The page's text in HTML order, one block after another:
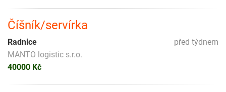
Číšník/servírka
před týdnem
Radnice
MANTO logistic s.r.o.
40000 Kč